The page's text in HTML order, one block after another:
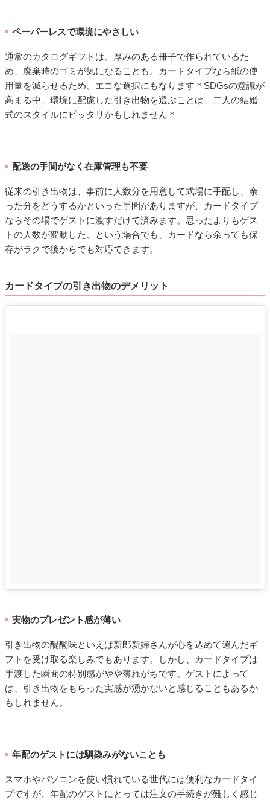
■ ペーパーレスで環境にやさしい
通常のカタログギフトは、厚みのある冊子で作られているた
め、廃棄時のゴミが気になることも。カードタイプなら紙の使
用量を減らせるため、エコな選択にもなります＊SDGsの意識が
高まる中、環境に配慮した引き出物を選ぶことは、二人の結婚
式のスタイルにピッタリかもしれません＊
■ 配送の手間がなく在庫管理も不要
従来の引き出物は、事前に人数分を用意して式場に手配し、余
った分をどうするかといった手間がありますが、カードタイプ
ならその場でゲストに渡すだけで済みます。思ったよりもゲス
トの人数が変動した、という場合でも、カードなら余っても保
存がラクで後からでも対応できます。
カードタイプの引き出物のデメリット
■ 実物のプレゼント感が薄い
引き出物の醍醐味といえば新郎新婦さんが心を込めて選んだギ
フトを受け取る楽しみでもあります。しかし、カードタイプは
手渡した瞬間の特別感がやや薄れがちです。ゲストによって
は、引き出物をもらった実感が湧かないと感じることもあるか
もしれません。
■ 年配のゲストには馴染みがないことも
スマホやパソコンを使い慣れている世代には便利なカードタイ
プですが、年配のゲストにとっては注文の手続きが難しく感じ